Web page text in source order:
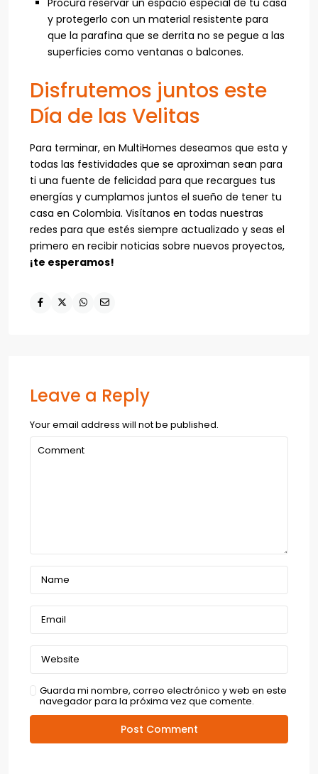
y protegerlo con un material resistente para
que la parafina que se derrita no se pegue a las
superficies como ventanas o balcones.
Disfrutemos juntos este
Día de las Velitas
Para terminar, en MultiHomes deseamos que esta y
todas las festividades que se aproximan sean para
ti una fuente de felicidad para que recargues tus
energías y cumplamos juntos el sueño de tener tu
casa en Colombia. Visítanos en todas nuestras
redes para que estés siempre actualizado y seas el
primero en recibir noticias sobre nuevos proyectos,
¡te esperamos!
Leave a Reply
Your email address will not be published.
Guarda mi nombre, correo electrónico y web en este
navegador para la próxima vez que comente.